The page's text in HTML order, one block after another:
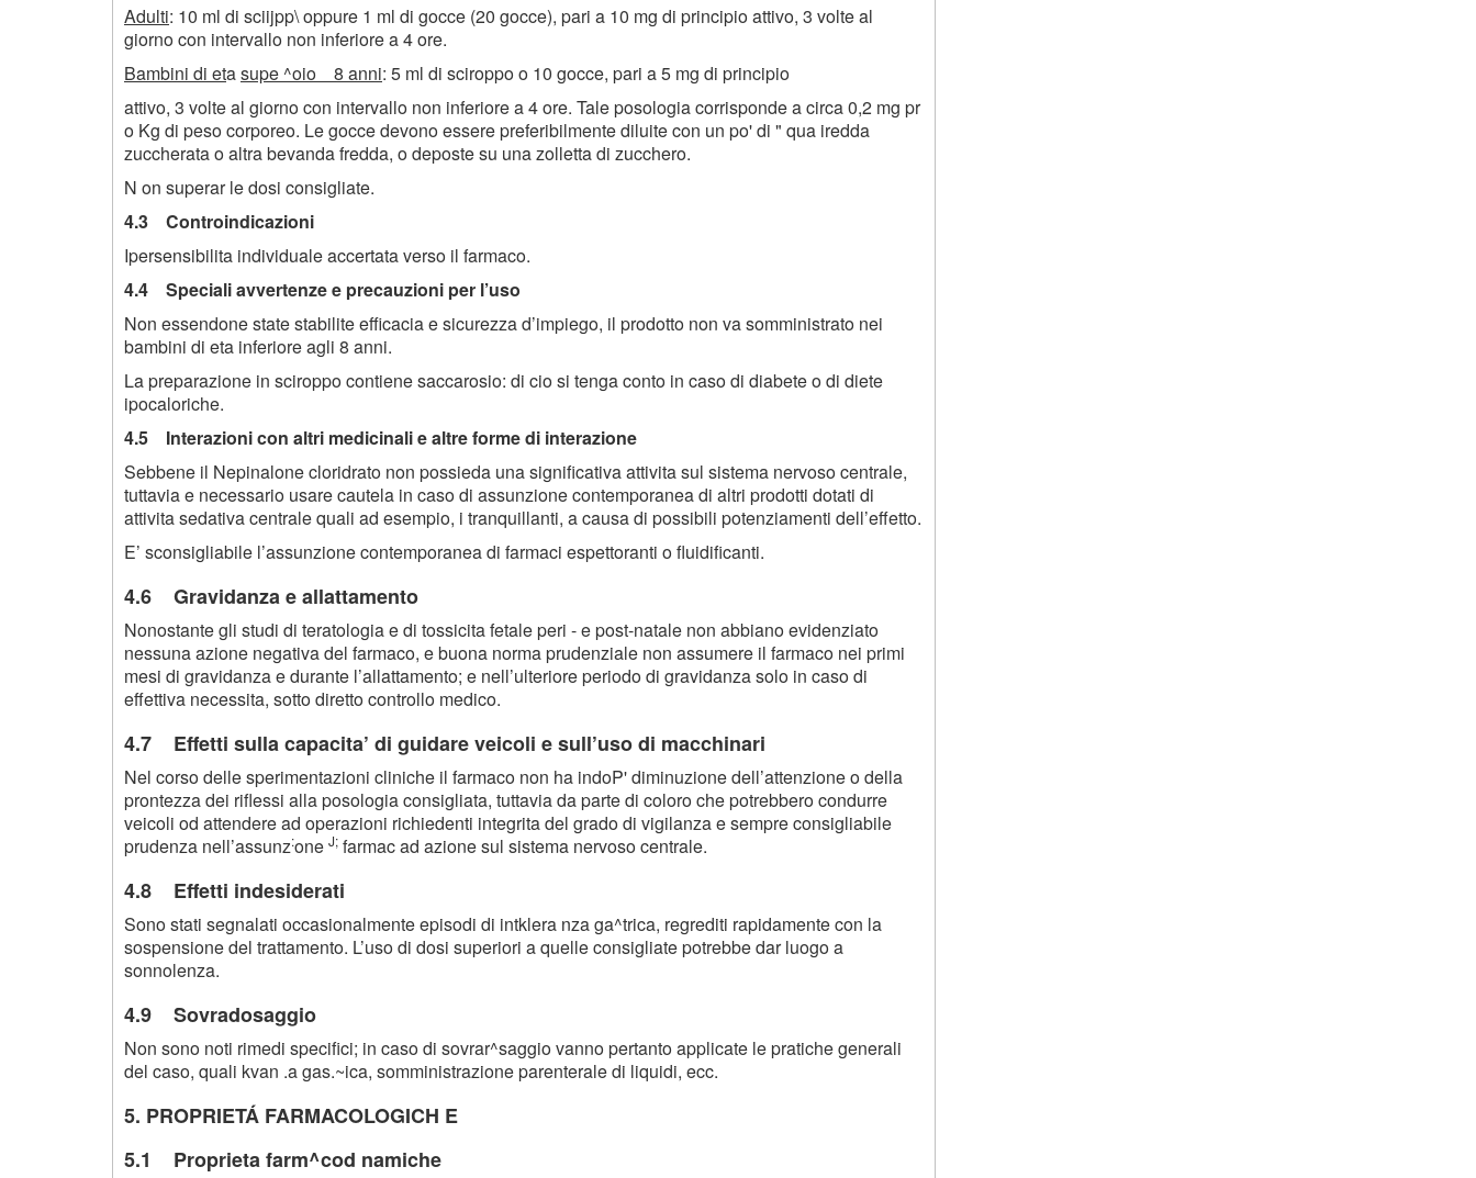
Adulti: 10 ml di sciijpp\ oppure 1 ml di gocce (20 gocce), pari a 10 mg di principio attivo, 3 volte al
giorno con intervallo non inferiore a 4 ore.
Bambini di etasupe ^oio 8 anni: 5 ml di sciroppo o 10 gocce, pari a 5 mg di principio
attivo, 3 volte al giorno con intervallo non inferiore a 4 ore. Tale posologia corrisponde a circa 0,2 mg pr
o Kg di peso corporeo. Le gocce devono essere preferibilmente diluite con un po' di " qua iredda
zuccherata o altra bevanda fredda, o deposte su una zolletta di zucchero.
N on superar le dosi consigliate.
4.3 Controindicazioni
Ipersensibilita individuale accertata verso il farmaco.
4.4 Speciali avvertenze e precauzioni per l’uso
Non essendone state stabilite efficacia e sicurezza d’impiego, il prodotto non va somministrato nei
bambini di eta inferiore agli 8 anni.
La preparazione in sciroppo contiene saccarosio: di cio si tenga conto in caso di diabete o di diete
ipocaloriche.
4.5 Interazioni con altri medicinali e altre forme di interazione
Sebbene il Nepinalone cloridrato non possieda una significativa attivita sul sistema nervoso centrale,
tuttavia e necessario usare cautela in caso di assunzione contemporanea di altri prodotti dotati di
attivita sedativa centrale quali ad esempio, i tranquillanti, a causa di possibili potenziamenti dell’effetto.
E’ sconsigliabile l’assunzione contemporanea di farmaci espettoranti o fluidificanti.
4.6 Gravidanza e allattamento
Nonostante gli studi di teratologia e di tossicita fetale peri - e post-natale non abbiano evidenziato
nessuna azione negativa del farmaco, e buona norma prudenziale non assumere il farmaco nei primi
mesi di gravidanza e durante l’allattamento; e nell’ulteriore periodo di gravidanza solo in caso di
effettiva necessita, sotto diretto controllo medico.
4.7 Effetti sulla capacita’ di guidare veicoli e sull’uso di macchinari
Nel corso delle sperimentazioni cliniche il farmaco non ha indoP' diminuzione dell’attenzione o della
prontezza dei riflessi alla posologia consigliata, tuttavia da parte di coloro che potrebbero condurre
veicoli od attendere ad operazioni richiedenti integrita del grado di vigilanza e sempre consigliabile
prudenza nell’assunz:one J; farmac ad azione sul sistema nervoso centrale.
4.8 Effetti indesiderati
Sono stati segnalati occasionalmente episodi di intklera nza ga^trica, regrediti rapidamente con la
sospensione del trattamento. L’uso di dosi superiori a quelle consigliate potrebbe dar luogo a
sonnolenza.
4.9 Sovradosaggio
Non sono noti rimedi specifici; in caso di sovrar^saggio vanno pertanto applicate le pratiche generali
del caso, quali kvan .a gas.~ica, somministrazione parenterale di liquidi, ecc.
5. PROPRIETÁ FARMACOLOGICH E
5.1 Proprieta farm^cod namiche